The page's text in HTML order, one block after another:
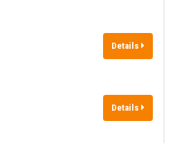
Details
Details